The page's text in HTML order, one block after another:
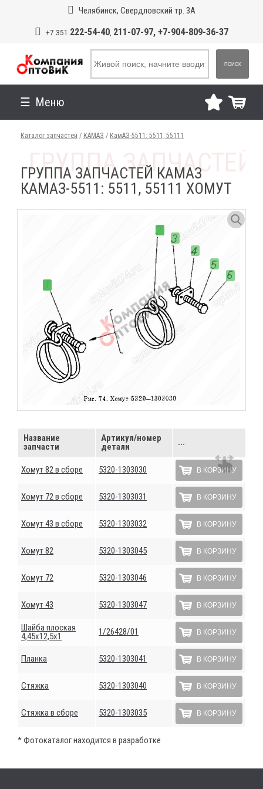
Челябинск, Свердловский тр. 3А
+7 351 222-54-40, 211-07-97, +7-904-809-36-37
ПОИСК
Меню
Каталог запчастей / КАМАЗ / КамАЗ-5511: 5511, 55111
ГРУППА ЗАПЧАСТЕЙ КАМАЗ
КАМАЗ-5511: 5511, 55111 ХОМУТ
Название
запчасти
Артикул/номер
детали
...
Хомут 82 в сборе 5320-1303030 В КОРЗИНУ
Хомут 72 в сборе 5320-1303031 В КОРЗИНУ
Хомут 43 в сборе 5320-1303032 В КОРЗИНУ
Хомут 82 5320-1303045 В КОРЗИНУ
Хомут 72 5320-1303046 В КОРЗИНУ
Хомут 43 5320-1303047 В КОРЗИНУ
Шайба плоская
4,45х12,5х1
1/26428/01 В КОРЗИНУ
Планка 5320-1303041 В КОРЗИНУ
Стяжка 5320-1303040 В КОРЗИНУ
Стяжка в сборе 5320-1303035 В КОРЗИНУ
* Фотокаталог находится в разработке